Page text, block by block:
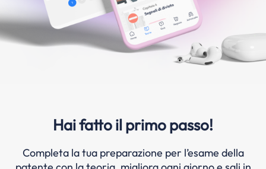
Hai fatto il primo passo!
Completa la tua preparazione per l’esame della